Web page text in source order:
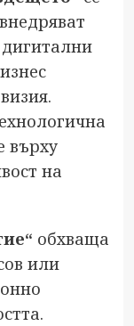
върху
на
обхваща
или